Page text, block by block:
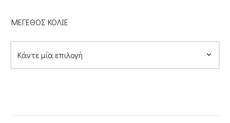
ΜΕΓΕΘΟΣ ΚΟΛΙΕ